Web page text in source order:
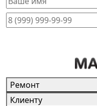
Ремонт
Клиенту